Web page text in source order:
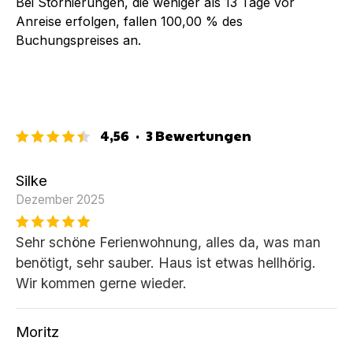
Anreise erfolgen, fallen 100,00 % des
Buchungspreises an.
4,56 · 3Bewertungen
Silke
Dezember 2025
Sehr schöne Ferienwohnung, alles da, was man
benötigt, sehr sauber. Haus ist etwas hellhörig.
Wir kommen gerne wieder.
Moritz